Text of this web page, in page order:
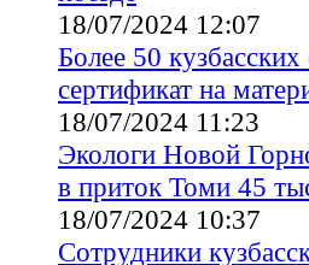
18/07/2024 12:07
Более 50
сертификат на
18/07/2024 11:23
Экологи Новой
в приток Томи 45
18/07/2024 10:37
Сотрудники